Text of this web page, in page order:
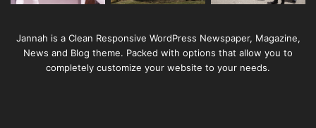
Jannah is a Clean Responsive WordPress Newspaper, Magazine,
News and Blog theme. Packed with options that allow you to
completely customize your website to your needs.